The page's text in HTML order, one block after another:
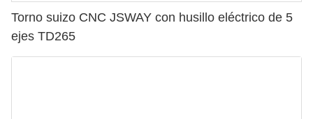
Torno suizo CNC JSWAY con husillo eléctrico de 5
ejes TD265